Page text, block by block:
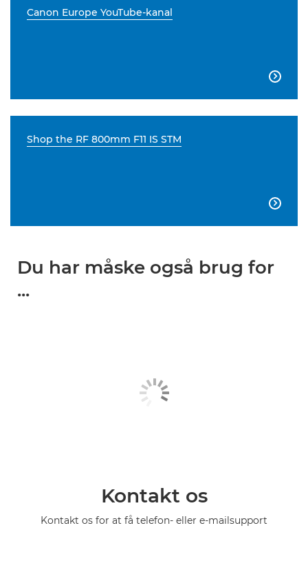
Canon Europe YouTube-kanal

Shop the RF 800mm F11 IS STM

Du har måske også brug for
...
Kontakt os
Kontakt os for at få telefon- eller e-mailsupport